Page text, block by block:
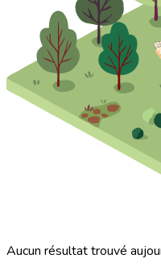
Aucun résultat trouvé